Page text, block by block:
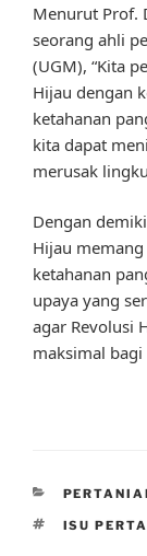
Menurut Prof.
seorang ahli
(UGM), “Kita
Hijau dengan
ketahanan
kita dapat
merusak
Dengan
Hijau
ketahanan
upaya yang
agar Revolusi
maksimal
TAGS
ISU